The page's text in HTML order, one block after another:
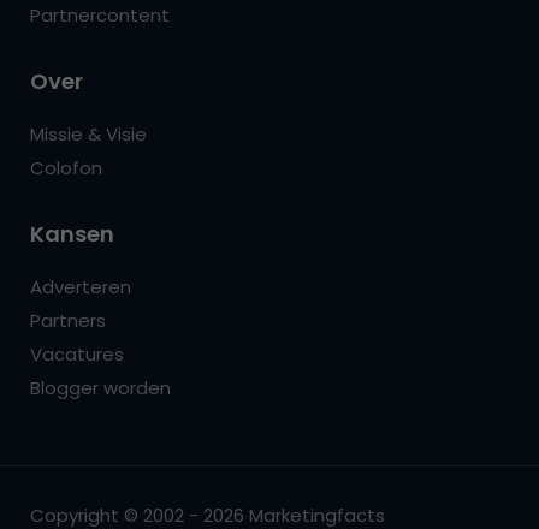
Partnercontent
Over
Missie & Visie
Colofon
Kansen
Adverteren
Partners
Vacatures
Blogger worden
Copyright © 2002 - 2026 Marketingfacts